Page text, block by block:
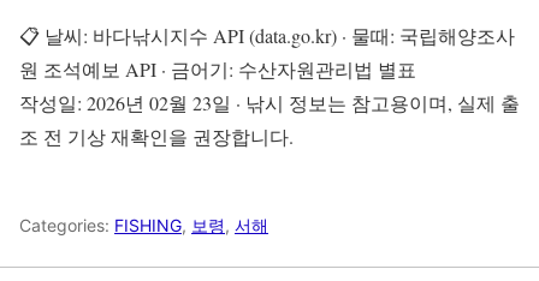
📋 날씨: 바다낚시지수 API (data.go.kr) · 물때: 국립해양조사
원 조석예보 API · 금어기: 수산자원관리법 별표
작성일: 2026년 02월 23일 · 낚시 정보는 참고용이며, 실제 출
조 전 기상 재확인을 권장합니다.
Categories: FISHING, 보령, 서해